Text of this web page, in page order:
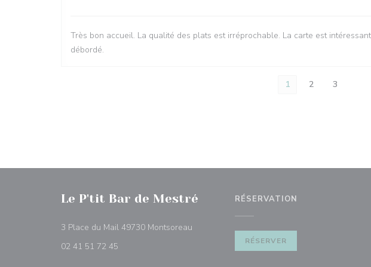
Très bon accueil. La qualité des plats est irréprochable. La carte est
débordé.
1 2 3
Le P'tit Bar de Mestré
3 Place du Mail 49730 Montsoreau
02 41 51 72 45
RÉSERVATION
RÉSERVER